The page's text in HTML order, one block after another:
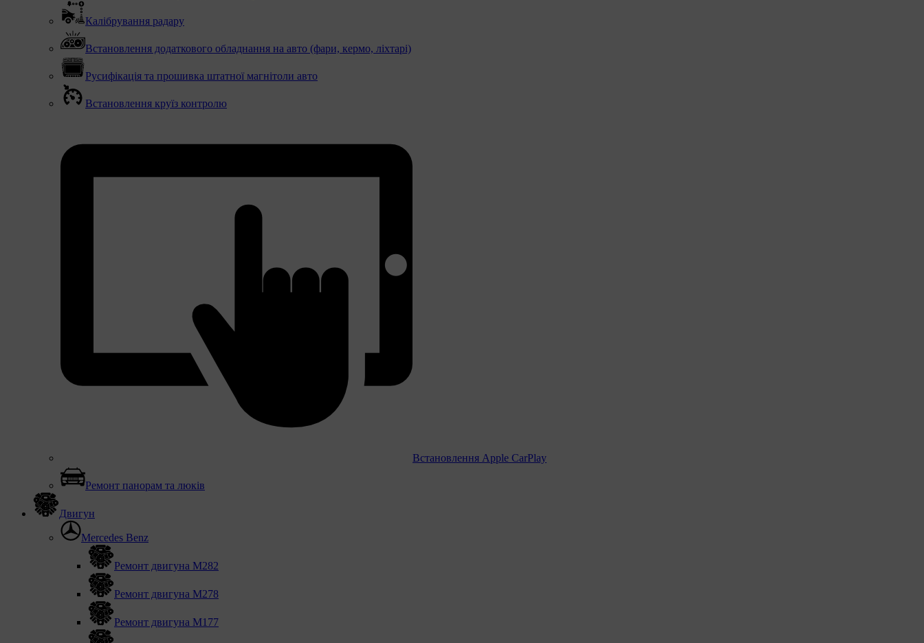
Калібрування радару
Встановлення додаткового обладнання на авто (фари, кермо, ліхтарі)
Русифікація та прошивка штатної магнітоли авто
Встановлення круїз контролю
Встановлення Apple CarPlay
Ремонт панорам та люків
Двигун
Mercedes Benz
Ремонт двигуна М282
Ремонт двигуна М278
Ремонт двигуна М177